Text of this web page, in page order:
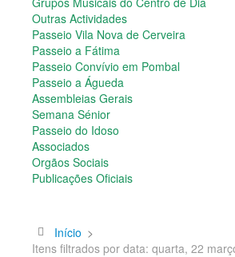
Associados
Orgãos Sociais
Publicações Oficiais
Contactos
Outras Actividades
Passeio Vila Nova de Cerveira
Passeio a Fátima
Passeio Convívio em Pombal
Passeio a Águeda
Assembleias Gerais
Semana Sénior
Passeio do Idoso
Associados
Orgãos Sociais
Publicações Oficiais
Início >
Itens filtrados por data: quarta, 22